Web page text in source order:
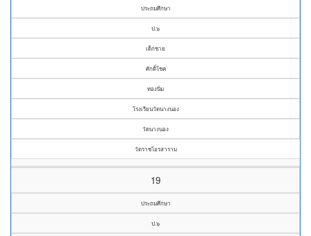
ประถมศึกษา
ป.๖
เด็กชาย
ศักดิ์โชค
ทองนิ่ม
โรงเรียนวัดนางนอง
วัดนางนอง
วัดราชโอรสาราม
19
ประถมศึกษา
ป.๖